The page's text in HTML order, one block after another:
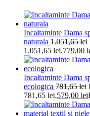
Incaltaminte Dama
naturala 1.051,65lei
1.051,65 lei.779,00
Incaltaminte Dama
ecologica 781,65lei
781,65 lei.579,00 lei